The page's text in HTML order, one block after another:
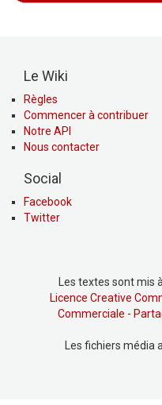
Le Wiki
Règles
Commencer à contribuer
Notre API
Nous contacter
Social
Facebook
Twitter
Les textes sont mis
Licence Creative
Commerciale -
Les fichiers média